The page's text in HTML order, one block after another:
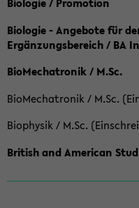
Biologie - Angebote für
Ergänzungsbereich / BA
BioMechatronik / M.Sc.
BioMechatronik / M.Sc.
Biophysik / M.Sc.
British and American